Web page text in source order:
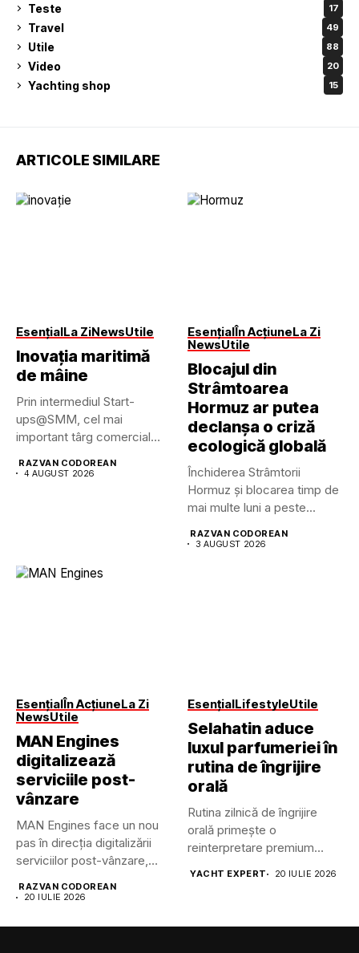
Teste 17
Travel 49
Utile 88
Video 20
Yachting shop 15
ARTICOLE SIMILARE
EsențialLa ZiNewsUtile
Inovația maritimă
de mâine
Prin intermediul Start-
ups@SMM, cel mai
important târg comercial
RAZVAN CODOREAN
4 AUGUST 2026
EsențialÎn AcțiuneLa Zi
NewsUtile
Blocajul din
Strâmtoarea
Hormuz ar putea
declanșa o criză
ecologică globală
Închiderea Strâmtorii
Hormuz și blocarea timp de
mai multe luni a peste...
RAZVAN CODOREAN
3 AUGUST 2026
EsențialÎn AcțiuneLa Zi
NewsUtile
MAN Engines
digitalizează
serviciile post-
vânzare
MAN Engines face un nou
pas în direcția digitalizării
serviciilor post-vânzare,
RAZVAN CODOREAN
20 IULIE 2026
EsențialLifestyleUtile
Selahatin aduce
luxul parfumeriei în
rutina de îngrijire
orală
Rutina zilnică de îngrijire
orală primește o
reinterpretare premium
YACHT EXPERT 20 IULIE 2026